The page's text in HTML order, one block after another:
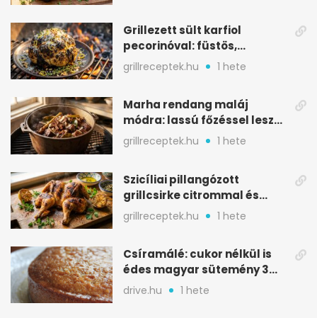
Grillezett sült karfiol
pecorinóval: füstös,
karamellizált nyári kedvenc
grillreceptek.hu 1 hete
Marha rendang maláj
módra: lassú főzéssel lesz
igazán szaftos
grillreceptek.hu 1 hete
Szicíliai pillangózott
grillcsirke citrommal és
oregánóval
grillreceptek.hu 1 hete
Csíramálé: cukor nélkül is
édes magyar sütemény 3
alapanyagból
drive.hu 1 hete